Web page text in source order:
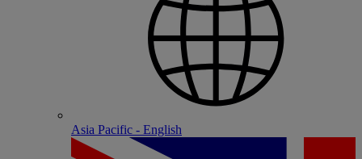
Asia Pacific - English